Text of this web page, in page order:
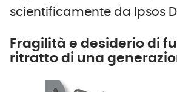
scientificamente da Ipsos
Fragilità e desiderio di
ritratto di una